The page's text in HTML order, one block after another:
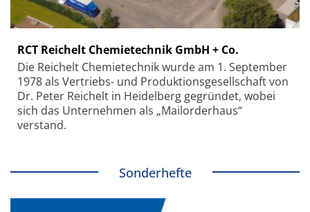
RCT Reichelt Chemietechnik GmbH + Co.
Die Reichelt Chemietechnik wurde am 1. September
1978 als Vertriebs- und Produktionsgesellschaft von
Dr. Peter Reichelt in Heidelberg gegründet, wobei
sich das Unternehmen als „Mailorderhaus“
verstand.
Sonderhefte